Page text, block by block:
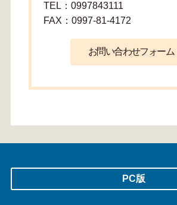
TEL：0997843111
FAX：0997-81-4172
PC版